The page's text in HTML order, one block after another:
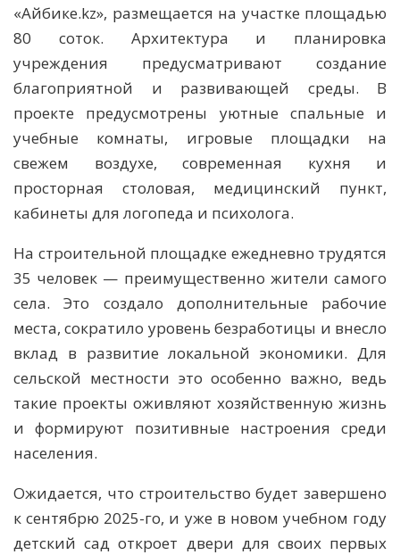
«Айбике.kz», размещается на участке площадью
80 соток. Архитектура и планировка
учреждения предусматривают создание
благоприятной и развивающей среды. В
проекте предусмотрены уютные спальные и
учебные комнаты, игровые площадки на
свежем воздухе, современная кухня и
просторная столовая, медицинский пункт,
кабинеты для логопеда и психолога.
На строительной площадке ежедневно трудятся
35 человек — преимущественно жители самого
села. Это создало дополнительные рабочие
места, сократило уровень безработицы и внесло
вклад в развитие локальной экономики. Для
сельской местности это особенно важно, ведь
такие проекты оживляют хозяйственную жизнь
и формируют позитивные настроения среди
населения.
Ожидается, что строительство будет завершено
к сентябрю 2025-го, и уже в новом учебном году
детский сад откроет двери для своих первых